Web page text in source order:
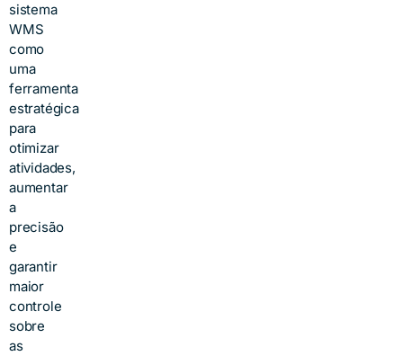
sistema
WMS
como
uma
ferramenta
estratégica
para
otimizar
atividades,
aumentar
a
precisão
e
garantir
maior
controle
sobre
as